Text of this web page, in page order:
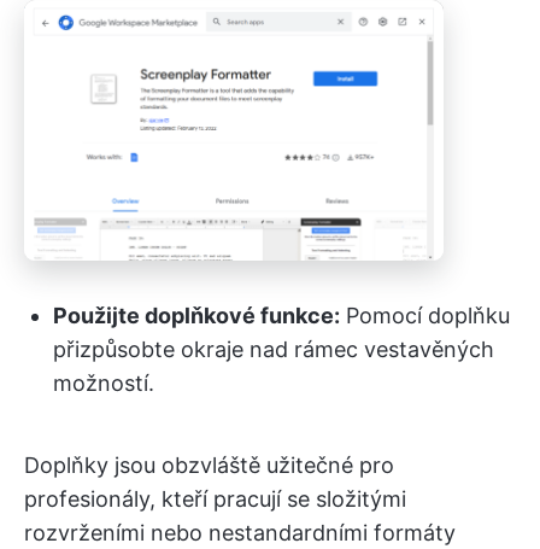
Použijte doplňkové funkce: Pomocí doplňku
přizpůsobte okraje nad rámec vestavěných
možností.
Doplňky jsou obzvláště užitečné pro
profesionály, kteří pracují se složitými
rozvrženími nebo nestandardními formáty